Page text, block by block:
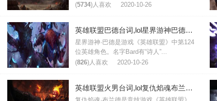
(5734)人喜欢 2020-10-26
英雄联盟巴德台词,lol星界游神巴德台词大全
星界游神·巴德是游戏《英雄联盟》中第124
位英雄角色。名字Bard有“诗人”...
(826)人喜欢 2020-10-26
英雄联盟火男台词,lol复仇焰魂布兰德台词大全